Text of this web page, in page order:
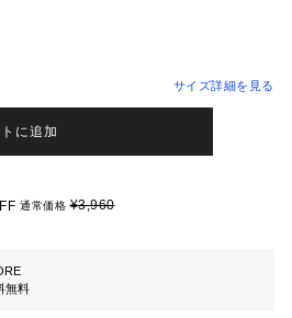
サイズ詳細を見る
に追加
通常価格¥3,960
無料